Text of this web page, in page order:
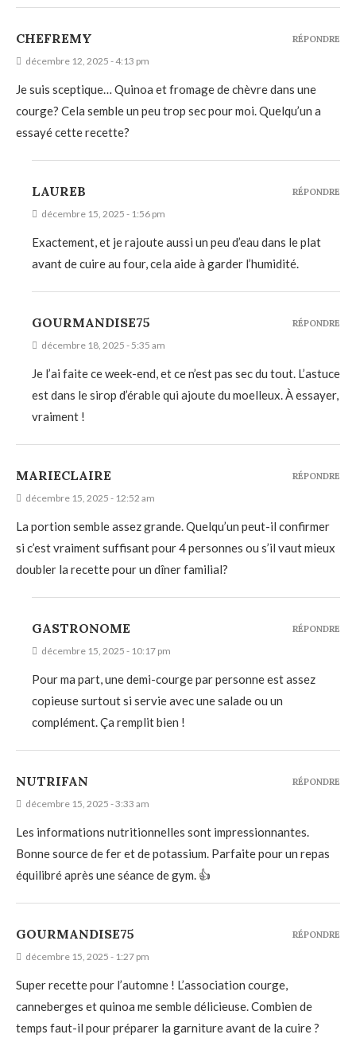
CHEFREMY
décembre 12, 2025 - 4:13 pm
Je suis sceptique… Quinoa et fromage de chèvre dans une
courge? Cela semble un peu trop sec pour moi. Quelqu’un a
essayé cette recette?
RÉPONDRE
LAUREB
décembre 15, 2025 - 1:56 pm
Exactement, et je rajoute aussi un peu d’eau dans le plat
avant de cuire au four, cela aide à garder l’humidité.
RÉPONDRE
GOURMANDISE75
décembre 18, 2025 - 5:35 am
Je l’ai faite ce week-end, et ce n’est pas sec du tout. L’astuce
est dans le sirop d’érable qui ajoute du moelleux. À essayer,
vraiment !
RÉPONDRE
MARIECLAIRE
décembre 15, 2025 - 12:52 am
La portion semble assez grande. Quelqu’un peut-il confirmer
si c’est vraiment suffisant pour 4 personnes ou s’il vaut mieux
doubler la recette pour un dîner familial?
RÉPONDRE
GASTRONOME
décembre 15, 2025 - 10:17 pm
Pour ma part, une demi-courge par personne est assez
copieuse surtout si servie avec une salade ou un
complément. Ça remplit bien !
RÉPONDRE
NUTRIFAN
décembre 15, 2025 - 3:33 am
Les informations nutritionnelles sont impressionnantes.
Bonne source de fer et de potassium. Parfaite pour un repas
équilibré après une séance de gym. 👍
RÉPONDRE
GOURMANDISE75
décembre 15, 2025 - 1:27 pm
Super recette pour l’automne ! L’association courge,
canneberges et quinoa me semble délicieuse. Combien de
temps faut-il pour préparer la garniture avant de la cuire ?
RÉPONDRE